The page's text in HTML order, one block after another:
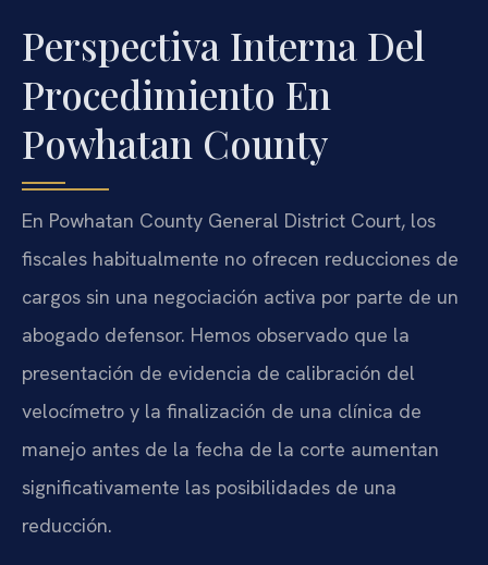
Perspectiva Interna Del
Procedimiento En
Powhatan County
En Powhatan County General District Court, los
fiscales habitualmente no ofrecen reducciones de
cargos sin una negociación activa por parte de un
abogado defensor. Hemos observado que la
presentación de evidencia de calibración del
velocímetro y la finalización de una clínica de
manejo antes de la fecha de la corte aumentan
significativamente las posibilidades de una
reducción.